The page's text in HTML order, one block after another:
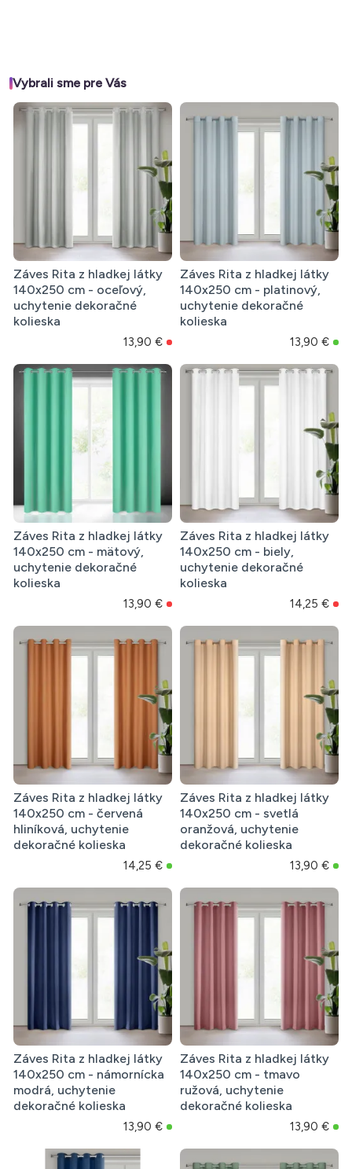
Vybrali sme pre Vás
Záves Rita z hladkej látky
140x250 cm - oceľový,
uchytenie dekoračné
kolieska
13,90 €
Záves Rita z hladkej látky
140x250 cm - platinový,
uchytenie dekoračné
kolieska
13,90 €
Záves Rita z hladkej látky
140x250 cm - mätový,
uchytenie dekoračné
kolieska
13,90 €
Záves Rita z hladkej látky
140x250 cm - biely,
uchytenie dekoračné
kolieska
14,25 €
Záves Rita z hladkej látky
140x250 cm - červená
hliníková, uchytenie
dekoračné kolieska
14,25 €
Záves Rita z hladkej látky
140x250 cm - svetlá
oranžová, uchytenie
dekoračné kolieska
13,90 €
Záves Rita z hladkej látky
140x250 cm - námornícka
modrá, uchytenie
dekoračné kolieska
13,90 €
Záves Rita z hladkej látky
140x250 cm - tmavo
ružová, uchytenie
dekoračné kolieska
13,90 €